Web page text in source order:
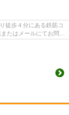
徒歩４分にある鉄筋コ